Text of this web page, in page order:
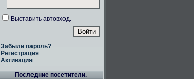
Выставить автовход.
Забыли пароль?
Регистрация
Активация
Последние посетители.